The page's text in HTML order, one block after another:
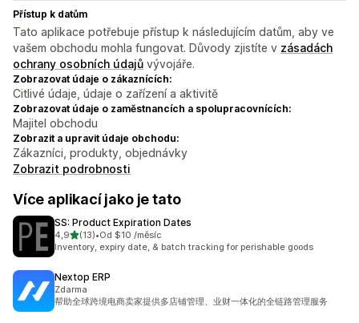
Přístup k datům
Tato aplikace potřebuje přístup k následujícím datům, aby ve
vašem obchodu mohla fungovat. Důvody zjistíte v zásadách
ochrany osobních údajů vývojáře.
Zobrazovat údaje o zákaznících:
Citlivé údaje, údaje o zařízení a aktivitě
Zobrazovat údaje o zaměstnancích a spolupracovnících:
Majitel obchodu
Zobrazit a upravit údaje obchodu:
Zákazníci, produkty, objednávky
Zobrazit podrobnosti
Více aplikací jako je tato
SS: Product Expiration Dates
4,9z 5 hvězd
(13)
Celkový počet recenzí: 13
•Od $10 /měsíc
Inventory, expiry date, & batch tracking for perishable goods
Nextop ERP
Zdarma
帮助全球跨境电商卖家提供多店铺管理、业财一体化的全链路管理服务